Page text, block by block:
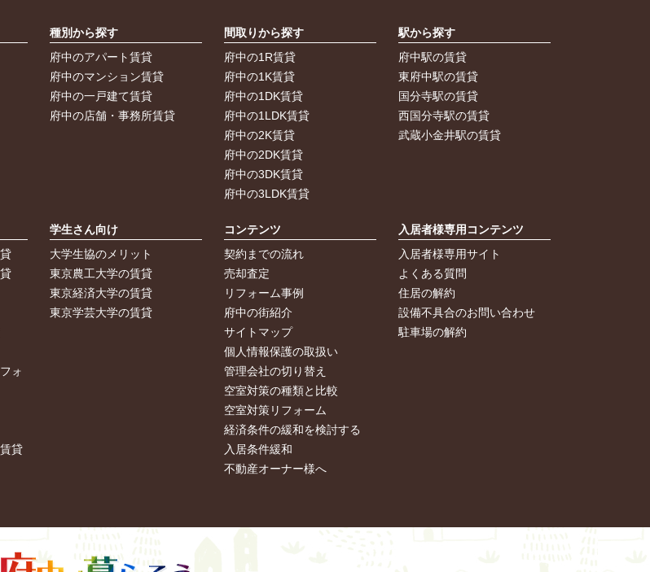
種別から探す
府中のアパート賃貸
府中のマンション賃貸
府中の一戸建て賃貸
府中の店舗・事務所賃貸
間取りから探す
府中の1R賃貸
府中の1K賃貸
府中の1DK賃貸
府中の1LDK賃貸
府中の2K賃貸
府中の2DK賃貸
府中の3DK賃貸
府中の3LDK賃貸
駅から探す
府中駅の賃貸
東府中駅の賃貸
国分寺駅の賃貸
西国分寺駅の賃貸
武蔵小金井駅の賃貸
ォ
貸
学生さん向け
大学生協のメリット
東京農工大学の賃貸
東京経済大学の賃貸
東京学芸大学の賃貸
コンテンツ
契約までの流れ
売却査定
リフォーム事例
府中の街紹介
サイトマップ
個人情報保護の取扱い
管理会社の切り替え
空室対策の種類と比較
空室対策リフォーム
経済条件の緩和を検討する
入居条件緩和
不動産オーナー様へ
入居者様専用コンテンツ
入居者様専用サイト
よくある質問
住居の解約
設備不具合のお問い合わせ
駐車場の解約